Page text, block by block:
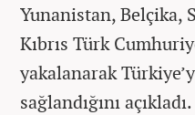
Yunanistan, Belçika,
Kıbrıs Türk
yakalanarak
sağlandığını açıkladı.